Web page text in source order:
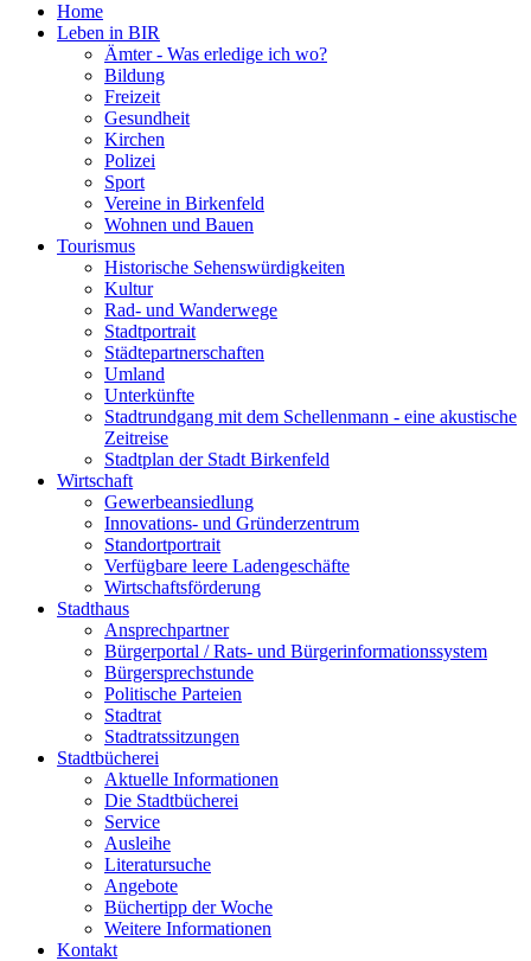
Home
Leben in BIR
Ämter - Was erledige ich wo?
Bildung
Freizeit
Gesundheit
Kirchen
Polizei
Sport
Vereine in Birkenfeld
Wohnen und Bauen
Tourismus
Historische Sehenswürdigkeiten
Kultur
Rad- und Wanderwege
Stadtportrait
Städtepartnerschaften
Umland
Unterkünfte
Stadtrundgang mit dem Schellenmann - eine akustische
Zeitreise
Stadtplan der Stadt Birkenfeld
Wirtschaft
Gewerbeansiedlung
Innovations- und Gründerzentrum
Standortportrait
Verfügbare leere Ladengeschäfte
Wirtschaftsförderung
Stadthaus
Ansprechpartner
Bürgerportal / Rats- und Bürgerinformationssystem
Bürgersprechstunde
Politische Parteien
Stadtrat
Stadtratssitzungen
Stadtbücherei
Aktuelle Informationen
Die Stadtbücherei
Service
Ausleihe
Literatursuche
Angebote
Büchertipp der Woche
Weitere Informationen
Kontakt